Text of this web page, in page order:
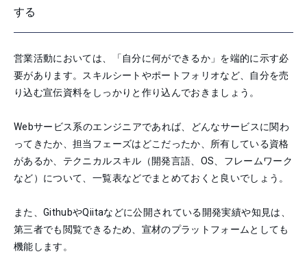
する
営業活動においては、「自分に何ができるか」を端的に示す必
要があります。スキルシートやポートフォリオなど、自分を売
り込む宣伝資料をしっかりと作り込んでおきましょう。
Webサービス系のエンジニアであれば、どんなサービスに関わ
ってきたか、担当フェーズはどこだったか、所有している資格
があるか、テクニカルスキル（開発言語、OS、フレームワーク
など）について、一覧表などでまとめておくと良いでしょう。
また、GithubやQiitaなどに公開されている開発実績や知見は、
第三者でも閲覧できるため、宣材のプラットフォームとしても
機能します。